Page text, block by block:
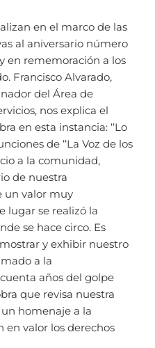
en el marco de las
al aniversario número
en rememoración a los
Francisco Alvarado,
del Área de
nos explica el
en esta instancia: ‘‘Lo
de ‘‘La Voz de los
a la comunidad,
de nuestra
un valor muy
lugar se realizó la
se hace circo. Es
y exhibir nuestro
a la
años del golpe
que revisa nuestra
homenaje a la
en valor los derechos